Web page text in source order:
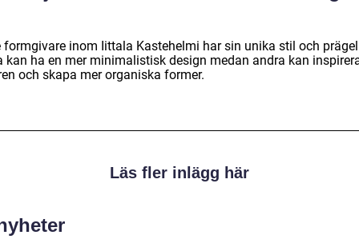
formgivare inom Iittala Kastehelmi har sin unika stil och
kan ha en mer minimalistisk design medan andra kan
och skapa mer organiska former.
Läs fler inlägg här